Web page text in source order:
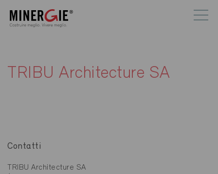
TRIBU Architecture SA
Contatti
TRIBU Architecture SA